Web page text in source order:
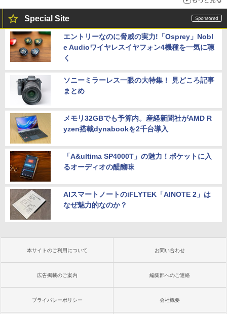
Special Site
エントリーなのに脅威の実力!「Osprey」Nobl
e Audioワイヤレスイヤフォン4機種を一気に聴
く
ソニーミラーレス一眼の大特集！ 見どころ記事
まとめ
メモリ32GBでも予算内。産経新聞社がAMD R
yzen搭載dynabookを2千台導入
「A&ultima SP4000T」の魅力！ポケットに入
るオーディオの醍醐味
AIスマートノートのiFLYTEK「AINOTE 2」は
なぜ魅力的なのか？
本サイトのご利用について お問い合わせ
広告掲載のご案内 編集部へのご連絡
プライバシーポリシー 会社概要